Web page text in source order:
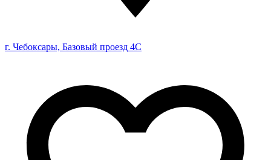
г. Чебоксары, Базовый проезд 4С